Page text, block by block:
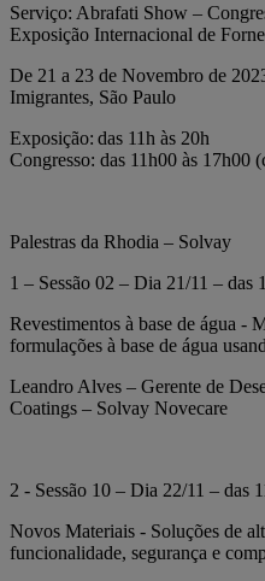
Serviço: Abrafati Show –
Exposição Internacional de
De 21 a 23 de Novembro de
Imigrantes, São Paulo
Exposição: das 11h às 20h
Congresso: das 11h00 às 17h00
Palestras da Rhodia – Solvay
1 – Sessão 02 – Dia 21/11 – das
Revestimentos à base de água -
formulações à base de água
Leandro Alves – Gerente de
Coatings – Solvay Novecare
2 - Sessão 10 – Dia 22/11 – das
Novos Materiais - Soluções de
funcionalidade, segurança e